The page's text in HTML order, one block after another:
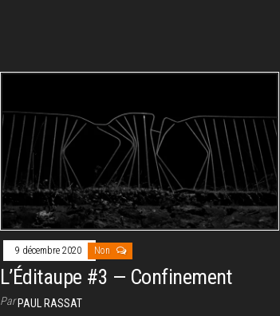
9 décembre 2020 Non
L’Éditaupe #3 — Confinement
ParPAUL RASSAT